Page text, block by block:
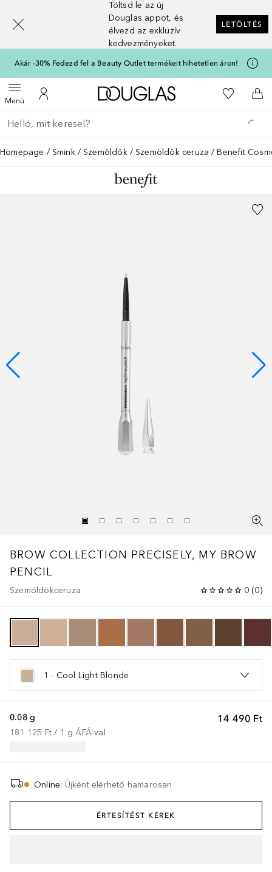
Töltsd le az új
Douglas appot, és
élvezd az exkluzív
kedvezményeket.
LETÖLTÉS
Akár -30% Fedezd fel a Beauty Outlet termékeit hihetetlen áron!
MenüMenü megnyitása
A fiókomhoz
A Douglas Főoldalra
A
Menj vissza
Keresés végrehajtása
Homepage Smink Szemöldök Szemöldök ceruza Benefit
BROW COLLECTION PRECISELY, MY BROW
PENCIL
Szemöldökceruza 0 (0)
1 - Cool Light Blonde
14 490 Ft
0.08 g
181 125 Ft / 1 g ÁFÁ-val
Online: Újként elérhető hamarosan
ÉRTESÍTÉST KÉREK
[navigation.slideout.screenreader]